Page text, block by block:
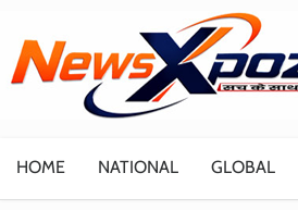
content
HOME NATIONAL GLOBAL